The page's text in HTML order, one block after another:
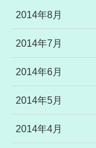
2014年8月
2014年7月
2014年6月
2014年5月
2014年4月